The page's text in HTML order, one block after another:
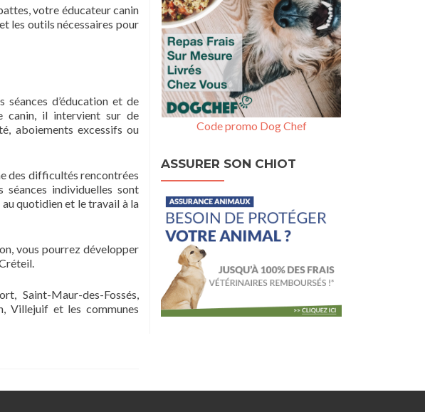
votre éducateur canin
les outils nécessaires pour
d’éducation et de
canin, il intervient sur de
aboiements excessifs ou
des difficultés rencontrées
individuelles sont
quotidien et le travail à la
vous pourrez développer
Saint-Maur-des-Fossés,
Villejuif et les communes
Code promo Dog Chef
ASSURER SON CHIOT